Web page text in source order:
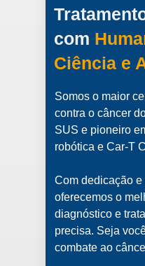
Somos o maior
contra o câncer
SUS e pioneiro
robótica e Car-T
Com dedicação
oferecemos o
diagnóstico e
precisa. Seja
combate ao
com
Ciência e